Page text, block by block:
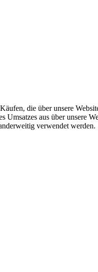
die über unsere
aus über unsere
verwendet werden.